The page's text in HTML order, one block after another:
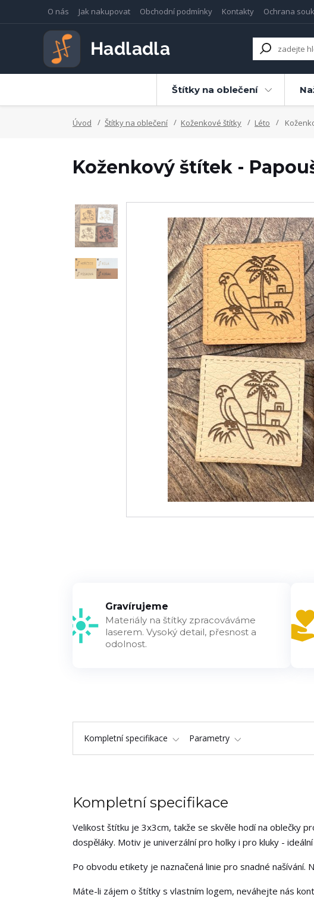
O nás Jak nakupovat Obchodní podmínky Kontakty Ochrana
Štítky na oblečení
Úvod Štítky na oblečení Koženkové štítky Léto
Koženkový štítek -
Gravírujeme
Materiály na štítky zpracováváme
laserem. Vysoký detail, přesnost a
odolnost.
Kompletní specifikace Parametry
Kompletní specifikace
Velikost štítku je 3x3cm, takže se skvěle hodí na oblečky
dospěláky. Motiv je univerzální pro holky i pro kluky -
Po obvodu etikety je naznačená linie pro snadné
Máte-li zájem o štítky s vlastním logem, neváhejte nás